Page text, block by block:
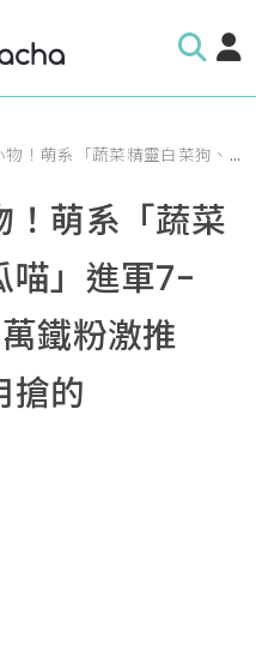
狗、南瓜喵」進軍7-ELEVEN，超過20萬鐵粉激推「蔬菜精靈」要用搶的
！萌系「蔬菜
喵」進軍7-
鐵粉激推
搶的